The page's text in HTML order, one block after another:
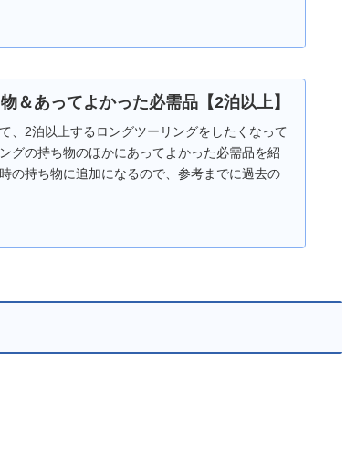
＆あってよかった必需品【2泊以上】
、2泊以上するロングツーリングをしたくなって
グの持ち物のほかにあってよかった必需品を紹
の持ち物に追加になるので、参考までに過去の